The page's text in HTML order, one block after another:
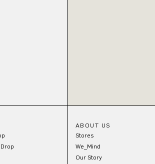
ABOUT US
Stores
We_Mind
Our Story